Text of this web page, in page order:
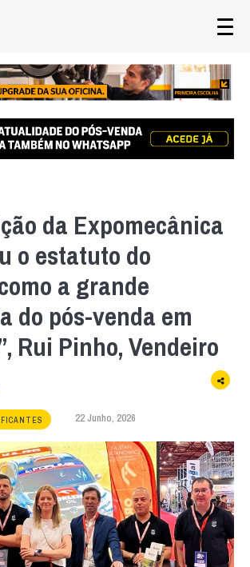
da Expomecânica
o estatuto do
a grande
do pós-venda em
Rui Pinho, Vendeiro
22 Junho, 2026